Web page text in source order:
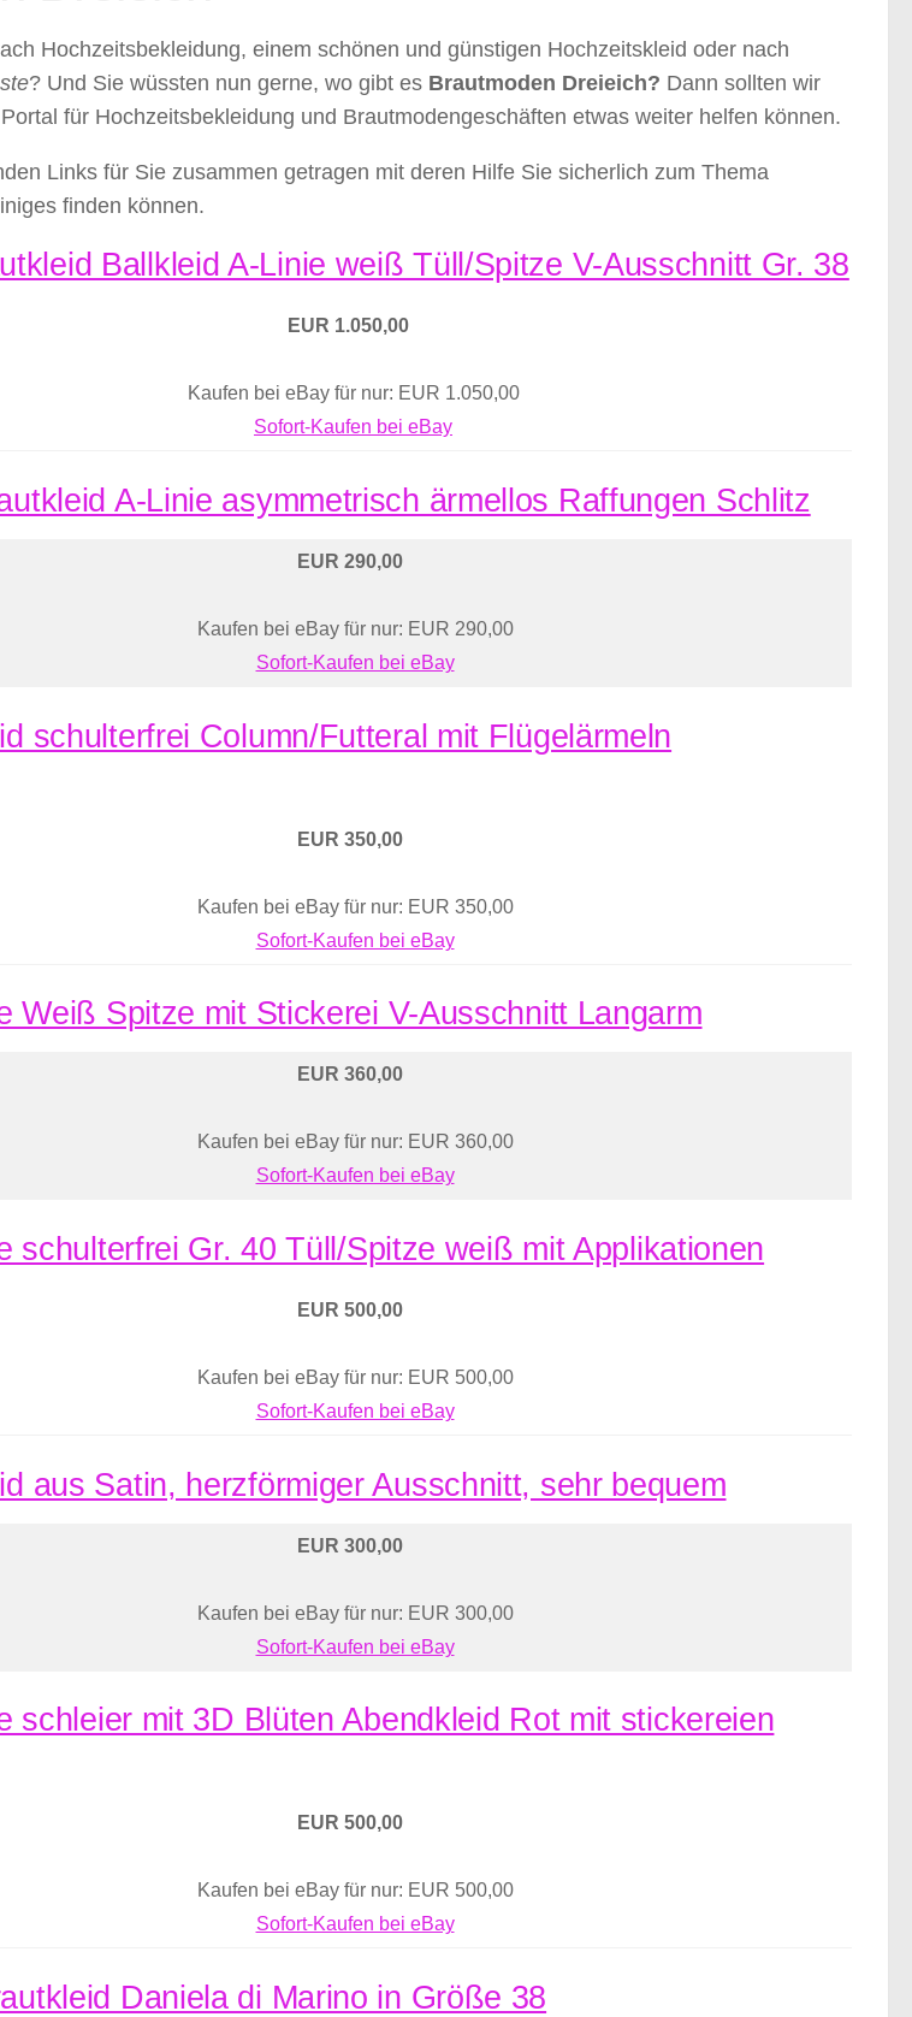
Hochzeitsbekleidung, einem schönen und günstigen Hochzeitskleid oder nach
? Und Sie wüssten nun gerne, wo gibt es Brautmoden Dreieich? Dann sollten wir
für Hochzeitsbekleidung und Brautmodengeschäften etwas weiter helfen können.
Links für Sie zusammen getragen mit deren Hilfe Sie sicherlich zum Thema
finden können.
Ballkleid A-Linie weiß Tüll/Spitze V-Ausschnitt Gr. 38
EUR 1.050,00
Kaufen bei eBay für nur: EUR 1.050,00
Sofort-Kaufen bei eBay
A-Linie asymmetrisch ärmellos Raffungen Schlitz
EUR 290,00
Kaufen bei eBay für nur: EUR 290,00
Sofort-Kaufen bei eBay
schulterfrei Column/Futteral mit Flügelärmeln
EUR 350,00
Kaufen bei eBay für nur: EUR 350,00
Sofort-Kaufen bei eBay
Weiß Spitze mit Stickerei V-Ausschnitt Langarm
EUR 360,00
Kaufen bei eBay für nur: EUR 360,00
Sofort-Kaufen bei eBay
schulterfrei Gr. 40 Tüll/Spitze weiß mit Applikationen
EUR 500,00
Kaufen bei eBay für nur: EUR 500,00
Sofort-Kaufen bei eBay
aus Satin, herzförmiger Ausschnitt, sehr bequem
EUR 300,00
Kaufen bei eBay für nur: EUR 300,00
Sofort-Kaufen bei eBay
schleier mit 3D Blüten Abendkleid Rot mit stickereien
EUR 500,00
Kaufen bei eBay für nur: EUR 500,00
Sofort-Kaufen bei eBay
Daniela di Marino in Größe 38